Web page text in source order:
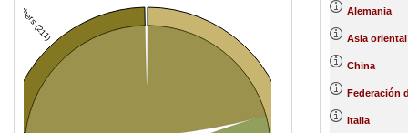
Others (211) Alemania
Asia
China
Federación
Italia